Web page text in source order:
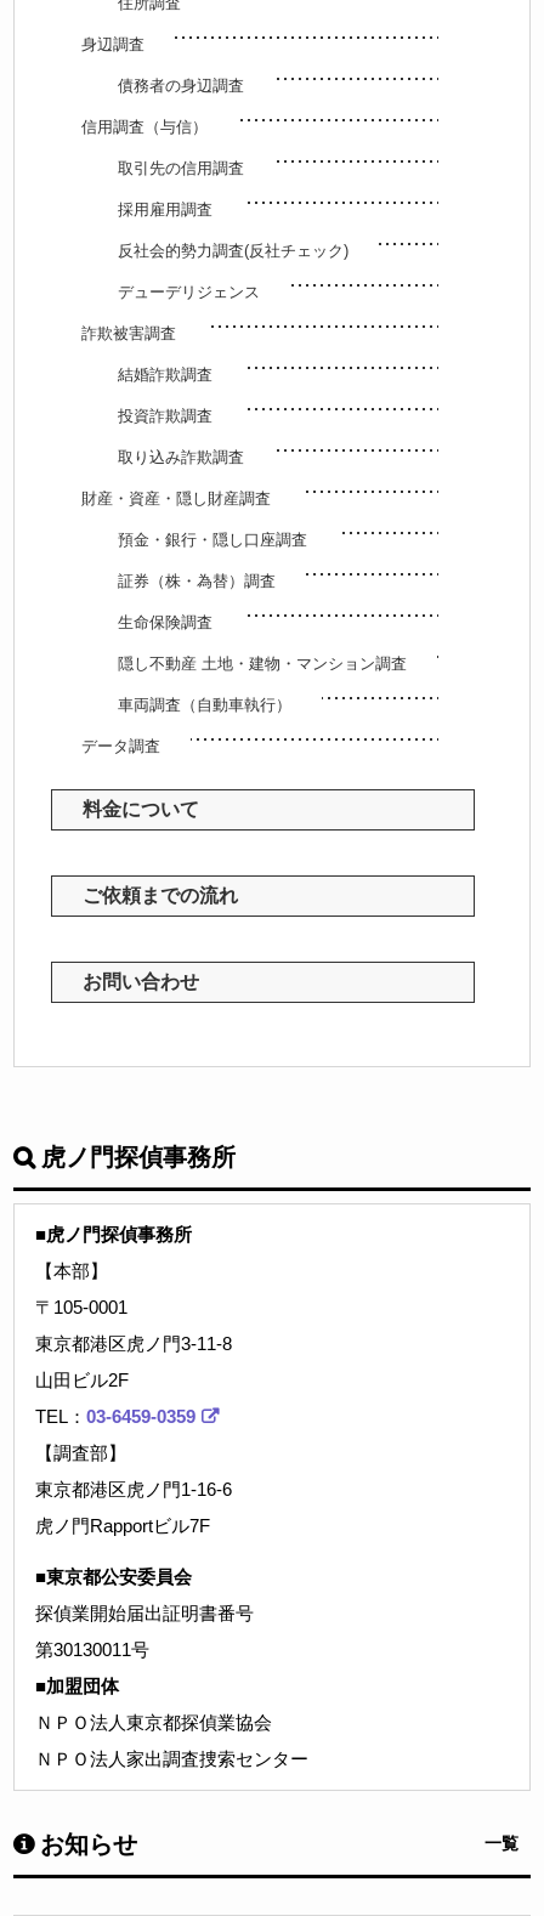
身辺調査
債務者の身辺調査
信用調査（与信）
取引先の信用調査
採用雇用調査
反社会的勢力調査(反社チェック)
デューデリジェンス
詐欺被害調査
結婚詐欺調査
投資詐欺調査
取り込み詐欺調査
財産・資産・隠し財産調査
預金・銀行・隠し口座調査
証券（株・為替）調査
生命保険調査
隠し不動産 土地・建物・マンション調査
車両調査（自動車執行）
データ調査
料金について
ご依頼までの流れ
お問い合わせ
虎ノ門探偵事務所
■虎ノ門探偵事務所
【本部】
〒105-0001
東京都港区虎ノ門3-11-8
山田ビル2F
TEL：03-6459-0359
【調査部】
東京都港区虎ノ門1-16-6
虎ノ門Rapportビル7F
■東京都公安委員会
探偵業開始届出証明書番号
第30130011号
■加盟団体
ＮＰＯ法人東京都探偵業協会
ＮＰＯ法人家出調査捜索センター
お知らせ 一覧